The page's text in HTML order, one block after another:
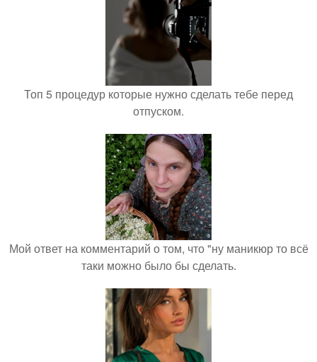
Топ 5 процедур которые нужно сделать тебе перед
отпуском.
Мой ответ на комментарий о том, что "ну маникюр то всё
таки можно было бы сделать.